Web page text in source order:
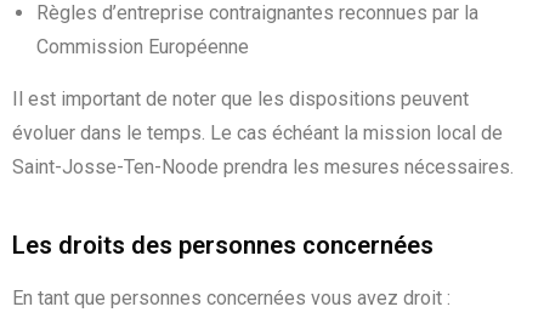
Règles d’entreprise contraignantes reconnues par la
Commission Européenne
Il est important de noter que les dispositions peuvent
évoluer dans le temps. Le cas échéant la mission local de
Saint-Josse-Ten-Noode prendra les mesures nécessaires.
Les droits des personnes concernées
En tant que personnes concernées vous avez droit :